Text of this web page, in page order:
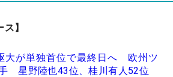
】
大が単独首位で最終日へ 欧州ツ
星野陸也43位、桂川有人52位